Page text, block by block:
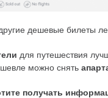
дешевые билеты
для путешествия
можно снять
получать